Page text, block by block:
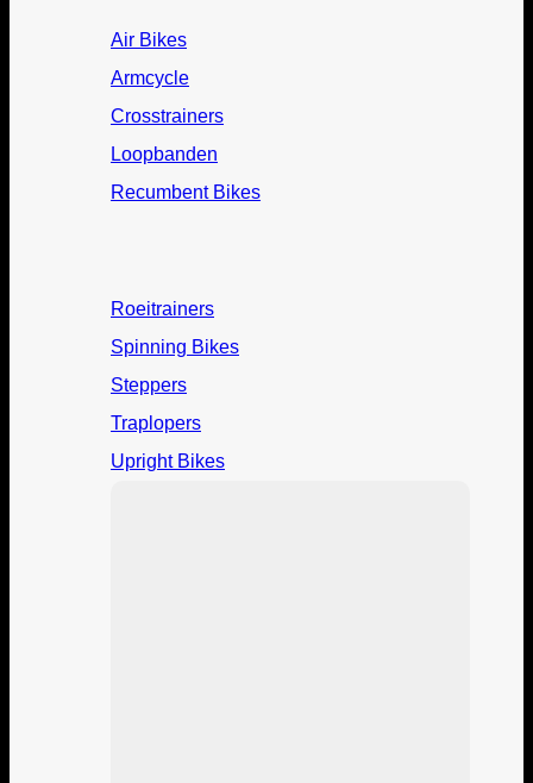
Air Bikes
Armcycle
Crosstrainers
Loopbanden
Recumbent Bikes
Roeitrainers
Spinning Bikes
Steppers
Traplopers
Upright Bikes